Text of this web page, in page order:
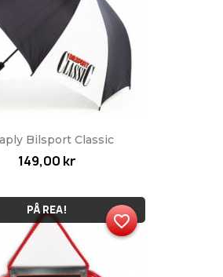
Bilsport Classic
149,00 kr
PÅ REA!
favorite_border